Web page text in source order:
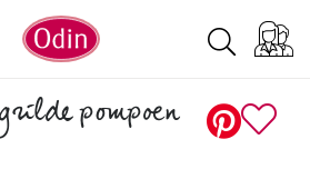
pompoen